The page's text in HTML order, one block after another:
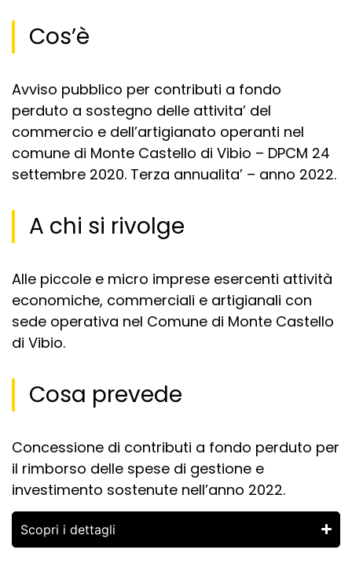
Cos’è
Avviso pubblico per contributi a fondo
perduto a sostegno delle attivita’ del
commercio e dell’artigianato operanti nel
comune di Monte Castello di Vibio – DPCM 24
settembre 2020. Terza annualita’ – anno 2022.
A chi si rivolge
Alle piccole e micro imprese esercenti attività
economiche, commerciali e artigianali con
sede operativa nel Comune di Monte Castello
di Vibio.
Cosa prevede
Concessione di contributi a fondo perduto per
il rimborso delle spese di gestione e
investimento sostenute nell’anno 2022.
Scopri i dettagli